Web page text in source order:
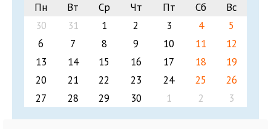
Пн Вт Ср Чт Пт Сб
Вс
30
31 1 2 3 4
5
6
7 8 9 10 11
12
13
14 15 16 17 18
19
20
21 22 23 24 25
26
27
28 29 30 1 2 3